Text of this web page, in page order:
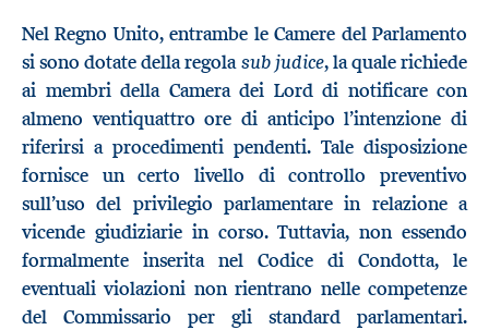
Nel Regno Unito, entrambe le Camere del Parlamento
si sono dotate della regolasub judice, la quale richiede
ai membri della Camera dei Lord di notificare con
almeno ventiquattro ore di anticipo l’intenzione di
riferirsi a procedimenti pendenti. Tale disposizione
fornisce un certo livello di controllo preventivo
sull’uso del privilegio parlamentare in relazione a
vicende giudiziarie in corso. Tuttavia, non essendo
formalmente inserita nel Codice di Condotta, le
eventuali violazioni non rientrano nelle competenze
del Commissario per gli standard parlamentari.